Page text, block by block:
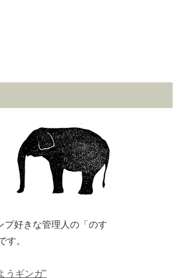
プ好きな管理人の「のす
す。
うギンガ"